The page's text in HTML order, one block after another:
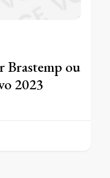
Brastemp ou
2023